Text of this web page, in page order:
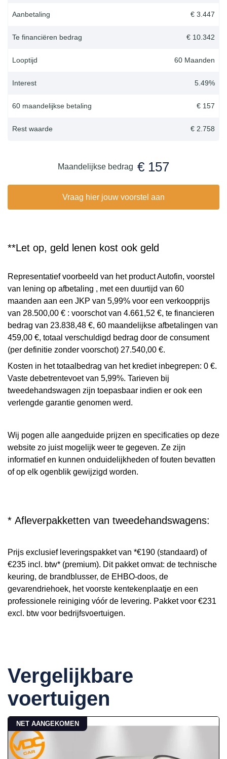
Aanbetaling € 3.447
Te financiëren bedrag € 10.342
Looptijd 60 Maanden
Interest 5.49%
60 maandelijkse betaling € 157
Rest waarde € 2.758
Maandelijkse bedrag € 157
Vraag hier jouw voorstel aan
**Let op, geld lenen kost ook geld
Representatief voorbeeld van het product Autofin, voorstel
van lening op afbetaling , met een duurtijd van 60
maanden aan een JKP van 5,99% voor een verkoopprijs
van 28.500,00 € : voorschot van 4.661,52 €, te financieren
bedrag van 23.838,48 €, 60 maandelijkse afbetalingen van
459,00 €, totaal verschuldigd bedrag door de consument
(per definitie zonder voorschot) 27.540,00 €.
Kosten in het totaalbedrag van het krediet inbegrepen: 0 €.
Vaste debetrentevoet van 5,99%. Tarieven bij
tweedehandswagen zijn toepasbaar indien er ook een
verlengde garantie genomen werd.
Wij pogen alle aangeduide prijzen en specificaties op deze
website zo juist mogelijk weer te gegeven. Ze zijn
informatief en kunnen onduidelijkheden of fouten bevatten
of op elk ogenblik gewijzigd worden.
* Afleverpakketten van tweedehandswagens:
Prijs exclusief leveringspakket van *€190 (standaard) of
€235 incl. btw* (premium). Dit pakket omvat: de technische
keuring, de brandblusser, de EHBO-doos, de
gevarendriehoek, het voorste kentekenplaatje en een
professionele reiniging vóór de levering. Pakket voor €231
excl. btw voor bedrijfsvoertuigen.
Vergelijkbare
voertuigen
NET AANGEKOMEN